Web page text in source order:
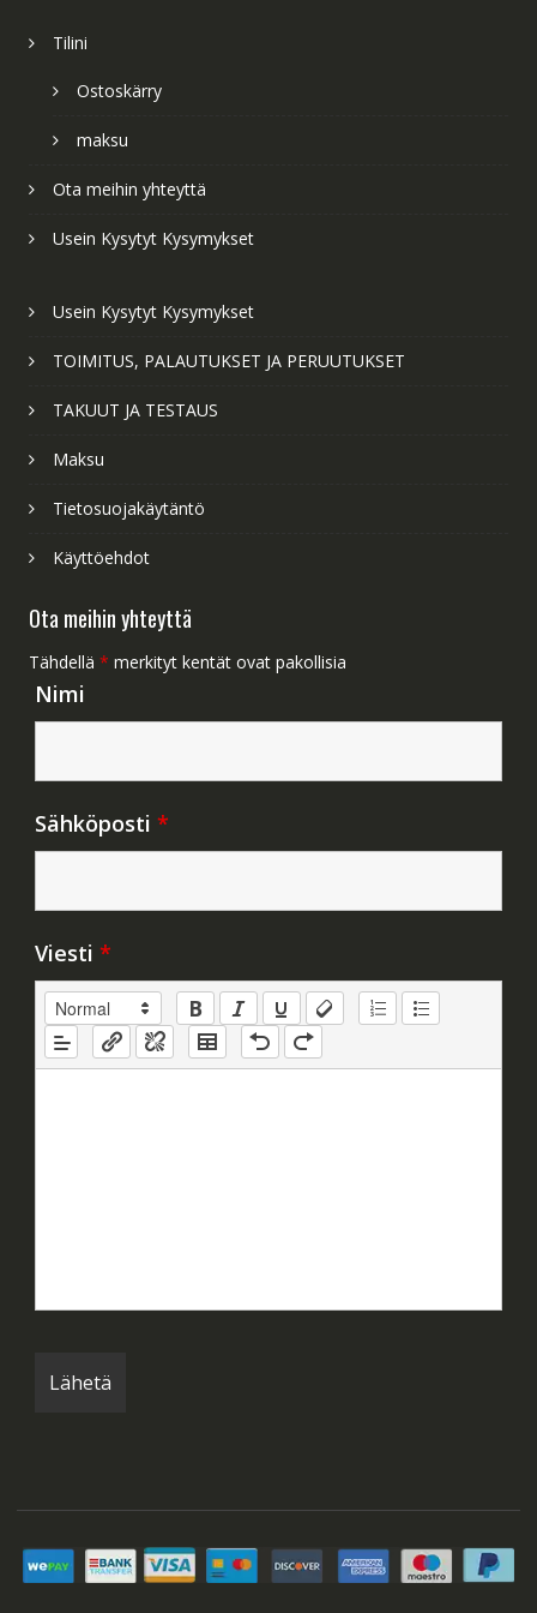
Tilini
Ostoskärry
maksu
Ota meihin yhteyttä
Usein Kysytyt Kysymykset
Usein Kysytyt Kysymykset
TOIMITUS, PALAUTUKSET JA PERUUTUKSET
TAKUUT JA TESTAUS
Maksu
Tietosuojakäytäntö
Käyttöehdot
Ota meihin yhteyttä
Tähdellä * merkityt kentät ovat pakollisia
Nimi
Sähköposti *
Viesti *